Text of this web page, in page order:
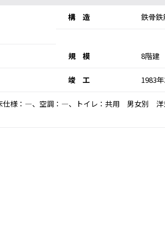
構 造 鉄骨
規 模 8階建
竣 工 1983
仕様：―、空調：―、トイレ：共用 男女別 洋